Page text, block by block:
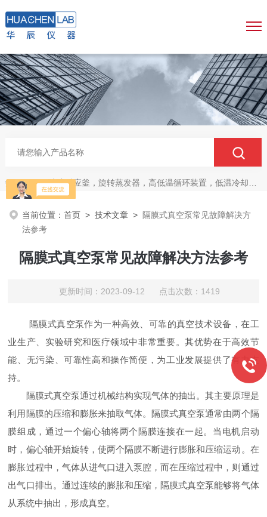
热门关键词：玻璃反应釜，旋转蒸发器，高低温循环装置，低温冷却液循环泵，真空冷冻干燥机
当前位置：首页 >技术文章 > 隔膜式真空泵常见故障解决方
法参考
隔膜式真空泵常见故障解决方法参考
更新时间：2023-09-12 点击次数：1419
隔膜式真空泵作为一种高效、可靠的真空技术设备，在工
业生产、实验研究和医疗领域中非常重要。其优势在于高效节
能、无污染、可靠性高和操作简便，为工业发展提供了有力支
持。
隔膜式真空泵通过机械结构实现气体的抽出。其主要原理是
利用隔膜的压缩和膨胀来抽取气体。隔膜式真空泵通常由两个隔
膜组成，通过一个偏心轴将两个隔膜连接在一起。当电机启动
时，偏心轴开始旋转，使两个隔膜不断进行膨胀和压缩运动。在
膨胀过程中，气体从进气口进入泵腔，而在压缩过程中，则通过
出气口排出。通过连续的膨胀和压缩，隔膜式真空泵能够将气体
从系统中抽出，形成真空。